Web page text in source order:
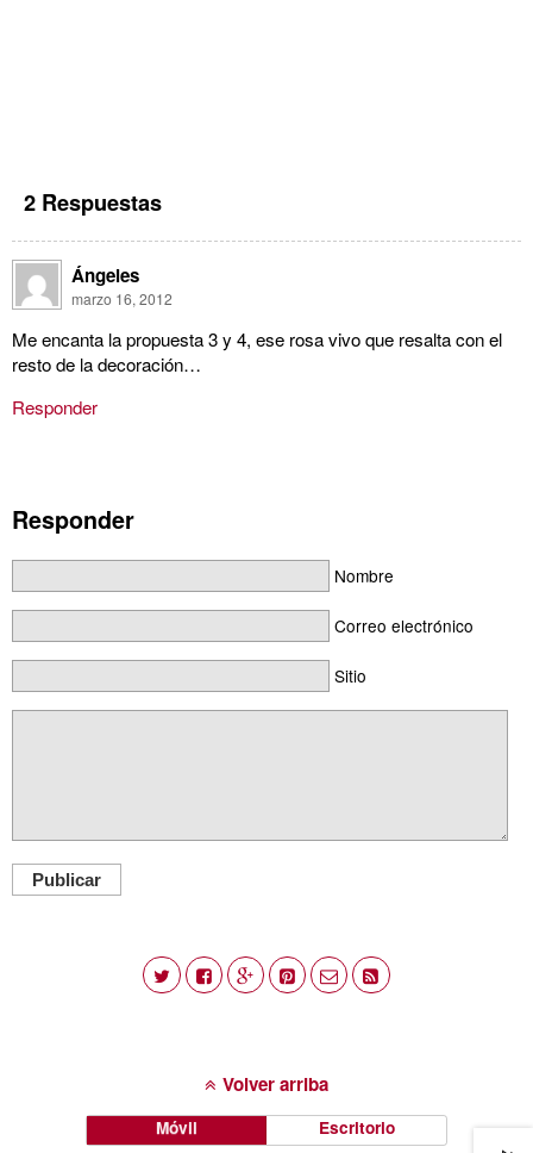
2 Respuestas
Ángeles
marzo 16, 2012
Me encanta la propuesta 3 y 4, ese rosa vivo que resalta con el
resto de la decoración…
Responder
Responder
Nombre
Correo electrónico
Sitio
Publicar
Volver arriba
Móvil Escritorio